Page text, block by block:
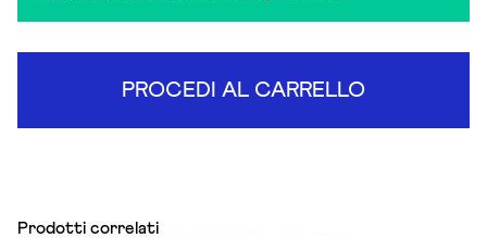
PROCEDI AL CARRELLO
Prodotti correlati